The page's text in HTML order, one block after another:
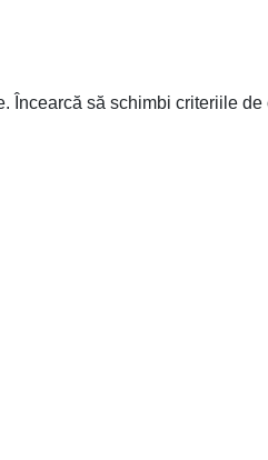
Încearcă să schimbi criteriile